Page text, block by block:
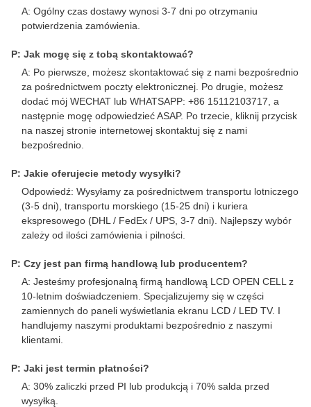
A: Ogólny czas dostawy wynosi 3-7 dni po otrzymaniu
potwierdzenia zamówienia.
P: Jak mogę się z tobą skontaktować?
A: Po pierwsze, możesz skontaktować się z nami bezpośrednio
za pośrednictwem poczty elektronicznej. Po drugie, możesz
dodać mój WECHAT lub WHATSAPP: +86 15112103717, a
następnie mogę odpowiedzieć ASAP. Po trzecie, kliknij przycisk
na naszej stronie internetowej skontaktuj się z nami
bezpośrednio.
P: Jakie oferujecie metody wysyłki?
Odpowiedź: Wysyłamy za pośrednictwem transportu lotniczego
(3-5 dni), transportu morskiego (15-25 dni) i kuriera
ekspresowego (DHL / FedEx / UPS, 3-7 dni). Najlepszy wybór
zależy od ilości zamówienia i pilności.
P: Czy jest pan firmą handlową lub producentem?
A: Jesteśmy profesjonalną firmą handlową LCD OPEN CELL z
10-letnim doświadczeniem. Specjalizujemy się w części
zamiennych do paneli wyświetlania ekranu LCD / LED TV. I
handlujemy naszymi produktami bezpośrednio z naszymi
klientami.
P: Jaki jest termin płatności?
A: 30% zaliczki przed PI lub produkcją i 70% salda przed
wysyłką.